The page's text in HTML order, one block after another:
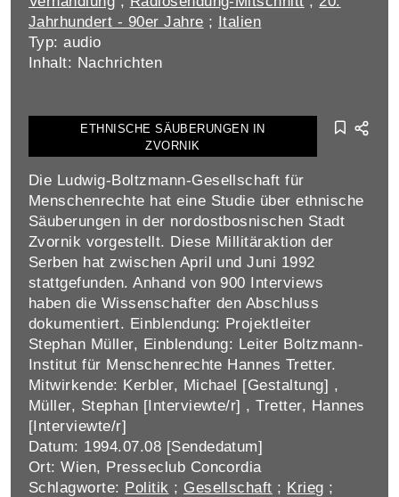
Jahrhundert - 90er Jahre ; Italien
Typ: audio
Inhalt: Nachrichten
ETHNISCHE SÄUBERUNGEN IN
ZVORNIK
Die Ludwig-Boltzmann-Gesellschaft für
Menschenrechte hat eine Studie über ethnische
Säuberungen in der nordostbosnischen Stadt
Zvornik vorgestellt. Diese Millitäraktion der
Serben hat zwischen April und Juni 1992
stattgefunden. Anhand von 900 Interviews
haben die Wissenschafter den Abschluss
dokumentiert. Einblendung: Projektleiter
Stephan Müller, Einblendung: Leiter Boltzmann-
Institut für Menschenrechte Hannes Tretter.
Mitwirkende: Kerbler, Michael [Gestaltung] ,
Müller, Stephan [Interviewte/r] , Tretter, Hannes
[Interviewte/r]
Datum: 1994.07.08 [Sendedatum]
Ort: Wien, Presseclub Concordia
Schlagworte: Politik ; Gesellschaft ; Krieg ;